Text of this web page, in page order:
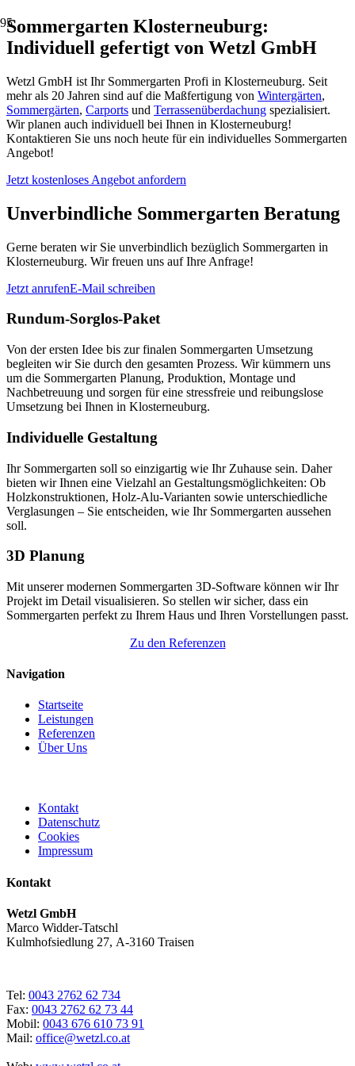
Sommergarten Klosterneuburg:
Individuell gefertigt von Wetzl GmbH
Wetzl GmbH ist Ihr Sommergarten Profi in Klosterneuburg. Seit
mehr als 20 Jahren sind auf die Maßfertigung von Wintergärten,
Sommergärten, Carports und Terrassenüberdachung spezialisiert.
Wir planen auch individuell bei Ihnen in Klosterneuburg!
Kontaktieren Sie uns noch heute für ein individuelles Sommergarten
Angebot!
Jetzt kostenloses Angebot anfordern
Unverbindliche Sommergarten Beratung
Gerne beraten wir Sie unverbindlich bezüglich Sommergarten in
Klosterneuburg. Wir freuen uns auf Ihre Anfrage!
Jetzt anrufenE-Mail schreiben
Rundum-Sorglos-Paket
Von der ersten Idee bis zur finalen Sommergarten Umsetzung
begleiten wir Sie durch den gesamten Prozess. Wir kümmern uns
um die Sommergarten Planung, Produktion, Montage und
Nachbetreuung und sorgen für eine stressfreie und reibungslose
Umsetzung bei Ihnen in Klosterneuburg.
Individuelle Gestaltung
Ihr Sommergarten soll so einzigartig wie Ihr Zuhause sein. Daher
bieten wir Ihnen eine Vielzahl an Gestaltungsmöglichkeiten: Ob
Holzkonstruktionen, Holz-Alu-Varianten sowie unterschiedliche
Verglasungen – Sie entscheiden, wie Ihr Sommergarten aussehen
soll.
3D Planung
Mit unserer modernen Sommergarten 3D-Software können wir Ihr
Projekt im Detail visualisieren. So stellen wir sicher, dass ein
Sommergarten perfekt zu Ihrem Haus und Ihren Vorstellungen passt.
Zu den Referenzen
Navigation
Startseite
Leistungen
Referenzen
Über Uns
Kontakt
Datenschutz
Cookies
Impressum
Kontakt
Wetzl GmbH
Marco Widder-Tatschl
Kulmhofsiedlung 27, A-3160 Traisen
Tel: 0043 2762 62 734
Fax: 0043 2762 62 73 44
Mobil: 0043 676 610 73 91
Mail: office@wetzl.co.at